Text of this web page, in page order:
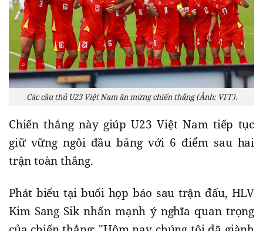
Các cầu thủ U23 Việt Nam ăn mừng chiến thắng (Ảnh: VFF).
Chiến thắng này giúp U23 Việt Nam tiếp tục
giữ vững ngôi đầu bảng với 6 điểm sau hai
trận toàn thắng.
Phát biểu tại buổi họp báo sau trận đấu, HLV
Kim Sang Sik nhấn mạnh ý nghĩa quan trọng